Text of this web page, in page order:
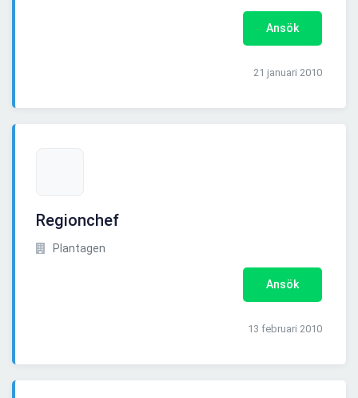
Ansök
21 januari 2010
Regionchef
Plantagen
Ansök
13 februari 2010